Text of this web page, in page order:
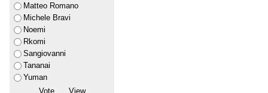
Matteo Romano
Michele Bravi
Noemi
Rkomi
Sangiovanni
Tananai
Yuman